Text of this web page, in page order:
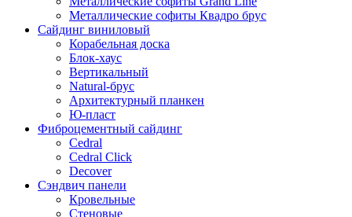
Металлические софиты Квадро брус
Сайдинг виниловый
Корабельная доска
Блок-хаус
Вертикальный
Natural-брус
Архитектурный планкен
Ю-пласт
Фиброцементный сайдинг
Cedral
Cedral Click
Decover
Сэндвич панели
Кровельные
Стеновые